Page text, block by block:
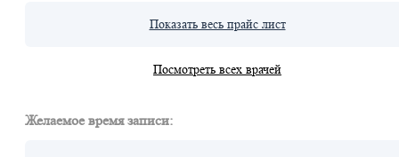
Показать весь прайс лист
Посмотреть всех врачей
Желаемое время записи: